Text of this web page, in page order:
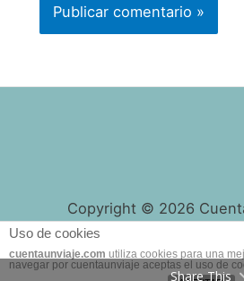
Copyright © 2026
Uso de cookies
cuentaunviaje.com utiliza cookies para una
navegar por cuentaunviaje aceptas el uso de
Share This